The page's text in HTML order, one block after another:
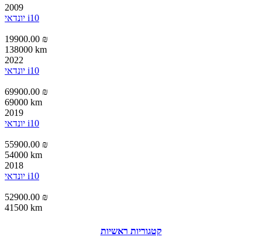
2009
יונדאי i10
19900.00 ₪
138000 km
2022
יונדאי i10
69900.00 ₪
69000 km
2019
יונדאי i10
55900.00 ₪
54000 km
2018
יונדאי i10
52900.00 ₪
41500 km
קטגוריות ראשיות